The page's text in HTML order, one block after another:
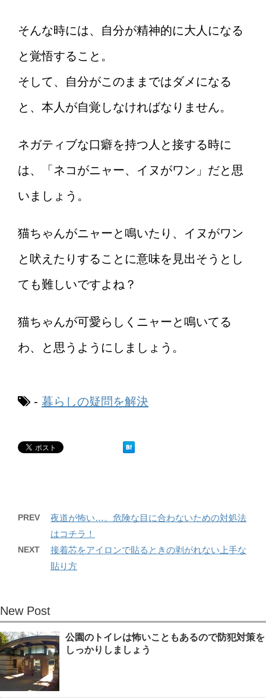
そんな時には、自分が精神的に大人になる
と覚悟すること。
そして、自分がこのままではダメになる
と、本人が自覚しなければなりません。
ネガティブな口癖を持つ人と接する時に
は、「ネコがニャー、イヌがワン」だと思
いましょう。
猫ちゃんがニャーと鳴いたり、イヌがワン
と吠えたりすることに意味を見出そうとし
ても難しいですよね？
猫ちゃんが可愛らしくニャーと鳴いてる
わ、と思うようにしましょう。
- 暮らしの疑問を解決
PREV
夜道が怖い…。危険な目に合わないための対処法
はコチラ！
NEXT
接着芯をアイロンで貼るときの剥がれない上手な
貼り方
New Post
公園のトイレは怖いこともあるので防犯対策を
しっかりしましょう